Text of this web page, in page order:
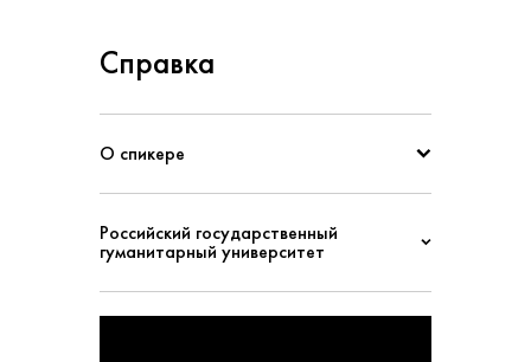
Справка
О спикере
Российский государственный
гуманитарный университет